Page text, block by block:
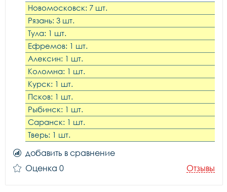
Новомосковск: 7 шт.
Рязань: 3 шт.
Тула: 1 шт.
Ефремов: 1 шт.
Алексин: 1 шт.
Коломна: 1 шт.
Курск: 1 шт.
Псков: 1 шт.
Рыбинск: 1 шт.
Саранск: 1 шт.
Тверь: 1 шт.
добавить в сравнение
Оценка 0
Отзывы